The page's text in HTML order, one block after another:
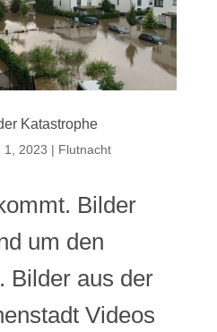
Katastrophe
1, 2023 | Flutnacht
Bilder
um den
Bilder aus der
Videos